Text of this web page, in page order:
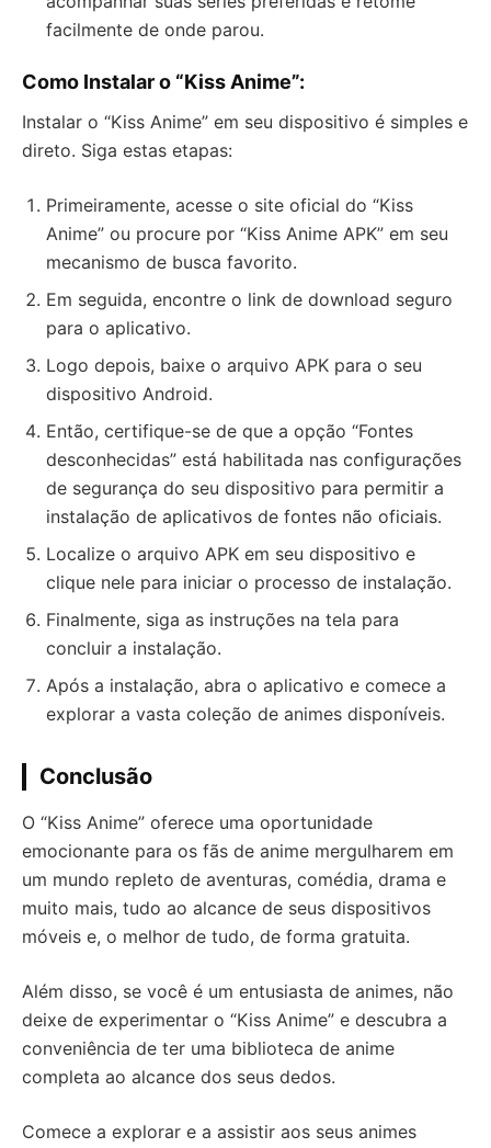
facilmente de onde parou.
Como Instalar o “Kiss Anime”:
Instalar o “Kiss Anime” em seu dispositivo é simples e
direto. Siga estas etapas:
Primeiramente, acesse o site oficial do “Kiss
Anime” ou procure por “Kiss Anime APK” em seu
mecanismo de busca favorito.
Em seguida, encontre o link de download seguro
para o aplicativo.
Logo depois, baixe o arquivo APK para o seu
dispositivo Android.
Então, certifique-se de que a opção “Fontes
desconhecidas” está habilitada nas configurações
de segurança do seu dispositivo para permitir a
instalação de aplicativos de fontes não oficiais.
Localize o arquivo APK em seu dispositivo e
clique nele para iniciar o processo de instalação.
Finalmente, siga as instruções na tela para
concluir a instalação.
Após a instalação, abra o aplicativo e comece a
explorar a vasta coleção de animes disponíveis.
Conclusão
O “Kiss Anime” oferece uma oportunidade
emocionante para os fãs de anime mergulharem em
um mundo repleto de aventuras, comédia, drama e
muito mais, tudo ao alcance de seus dispositivos
móveis e, o melhor de tudo, de forma gratuita.
Além disso, se você é um entusiasta de animes, não
deixe de experimentar o “Kiss Anime” e descubra a
conveniência de ter uma biblioteca de anime
completa ao alcance dos seus dedos.
Comece a explorar e a assistir aos seus animes